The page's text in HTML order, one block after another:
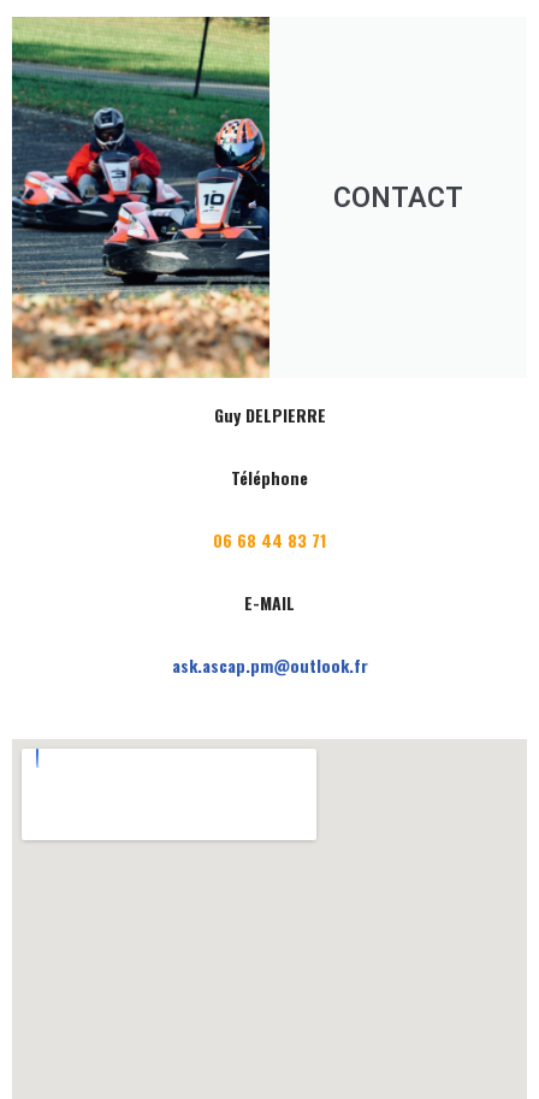
CONTACT
Guy DELPIERRE
Téléphone
06 68 44 83 71
E-MAIL
ask.ascap.pm@outlook.fr